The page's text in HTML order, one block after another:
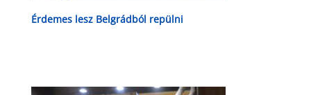
Érdemes lesz Belgrádból repülni